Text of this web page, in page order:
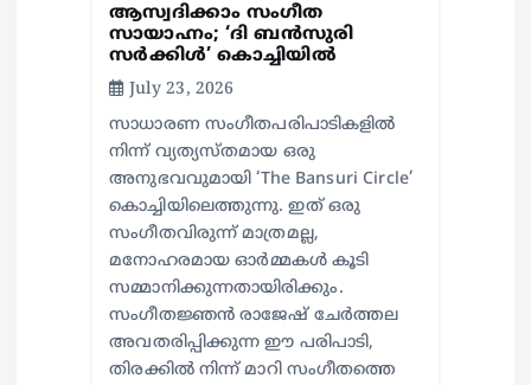
ആസ്വദിക്കാം സം​ഗീത
സായാഹ്നം; ‘ദി ബൻസുരി
സർക്കിൾ’ കൊച്ചിയിൽ
July 23, 2026
സാധാരണ സംഗീതപരിപാടികളിൽ
നിന്ന് വ്യത്യസ്തമായ ഒരു
അനുഭവവുമായി ‘The Bansuri Circle’
കൊച്ചിയിലെത്തുന്നു. ഇത് ഒരു
സംഗീതവിരുന്ന് മാത്രമല്ല,
മനോഹരമായ ഓർമ്മകൾ കൂടി
സമ്മാനിക്കുന്നതായിരിക്കും.
സംഗീതജ്ഞൻ രാജേഷ് ചേർത്തല
അവതരിപ്പിക്കുന്ന ഈ പരിപാടി,
തിരക്കിൽ നിന്ന് മാറി സംഗീതത്തെ